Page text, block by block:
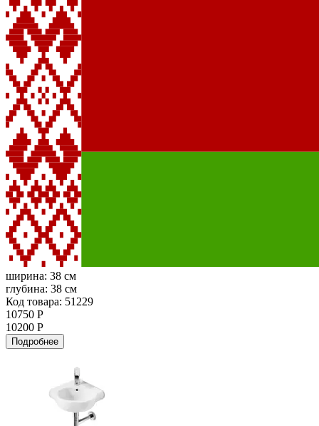
ширина: 38 см
глубина: 38 см
Код товара: 51229
10750 Р
10200 Р
Подробнее